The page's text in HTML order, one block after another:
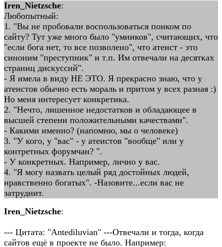
Iren_Nietzsche:
Любопытный:
1. "Вы не пробовали воспользоваться поиком по
сайту? Тут уже много было "умников", считающих, что
"если бога нет, то все позволено", что атеист - это
синоним "преступник" и т.п. Им отвечали на десятках
страниц дискуссий".
- Я имела в виду НЕ ЭТО. Я прекрасно знаю, что у
атеистов обычно есть мораль и притом у всех разная :)
Но меня интересует конкретика.
2. "Нечто, лишенное недостатков и обладающее в
высшей степени положительными качествами".
- Какими именно? (напомню, мы о человеке)
3. "У кого, у "вас" - у атеистов "вообще" или у
контретных форумчан? ".
- У конкретных. Например, лично у вас.
4. "Я могу назвать целый ряд достойных людей,
нравственно богатых". -Назовите...если вас не
затруднит.
Iren_Nietzsche:
--- Цитата: "Antediluvian" ---Отвечали и тогда, когда
сайтов ещё в проекте не было. Например: